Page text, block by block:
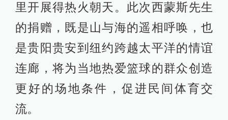
里开展得热火朝天。此次西蒙斯先生
的捐赠，既是山与海的遥相呼唤，也
是贵阳贵安到纽约跨越太平洋的情谊
连廊，将为当地热爱篮球的群众创造
更好的场地条件，促进民间体育交
流。